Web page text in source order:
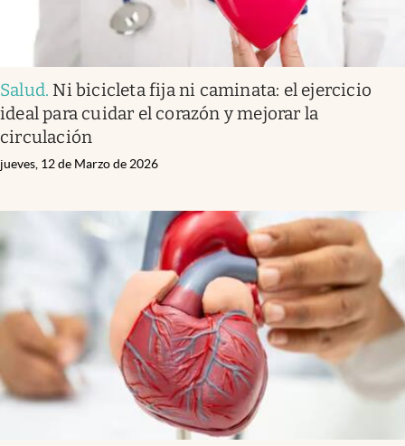
Salud. Ni bicicleta fija ni caminata: el ejercicio
ideal para cuidar el corazón y mejorar la
circulación
jueves, 12 de Marzo de 2026